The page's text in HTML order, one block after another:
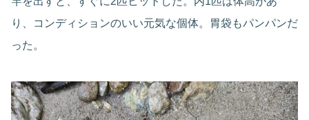
り、コンディションのいい元気な個体。胃袋もパンパンだ
った。